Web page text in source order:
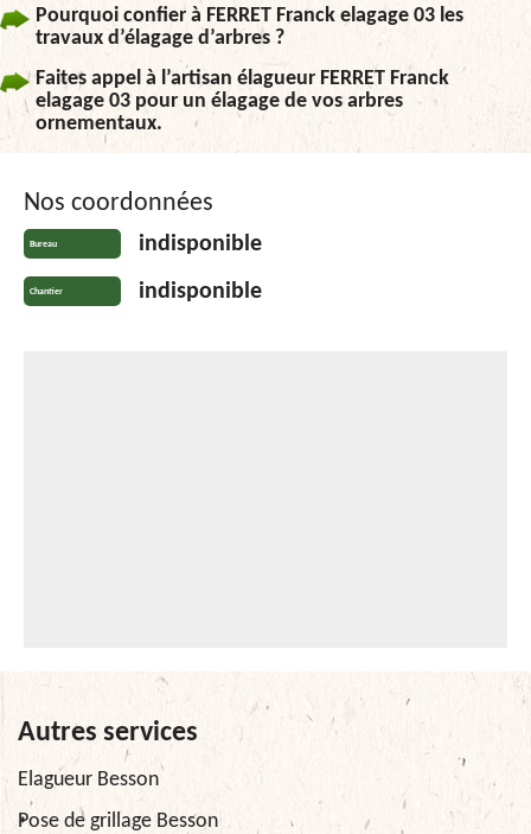
Pourquoi confier à FERRET Franck elagage 03 les
travaux d’élagage d’arbres ?
Faites appel à l’artisan élagueur FERRET Franck
elagage 03 pour un élagage de vos arbres
ornementaux.
Nos coordonnées
Bureau indisponible
Chantier indisponible
Autres services
Elagueur Besson
Pose de grillage Besson